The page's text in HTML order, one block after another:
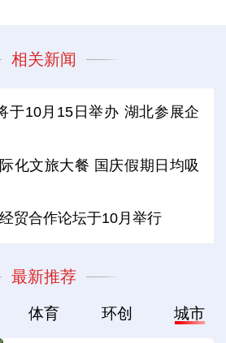
相关新闻
于10月15日举办 湖北参展企
化文旅大餐 国庆假期日均吸
贸合作论坛于10月举行
最新推荐
体育 环创 城市